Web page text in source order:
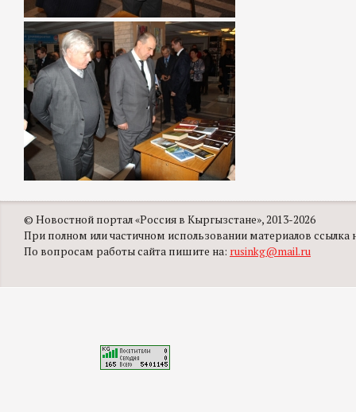
© Новостной портал «Россия в Кыргызстане», 2013-2026
При полном или частичном использовании материалов ссылка
По вопросам работы сайта пишите на: rusinkg@mail.ru